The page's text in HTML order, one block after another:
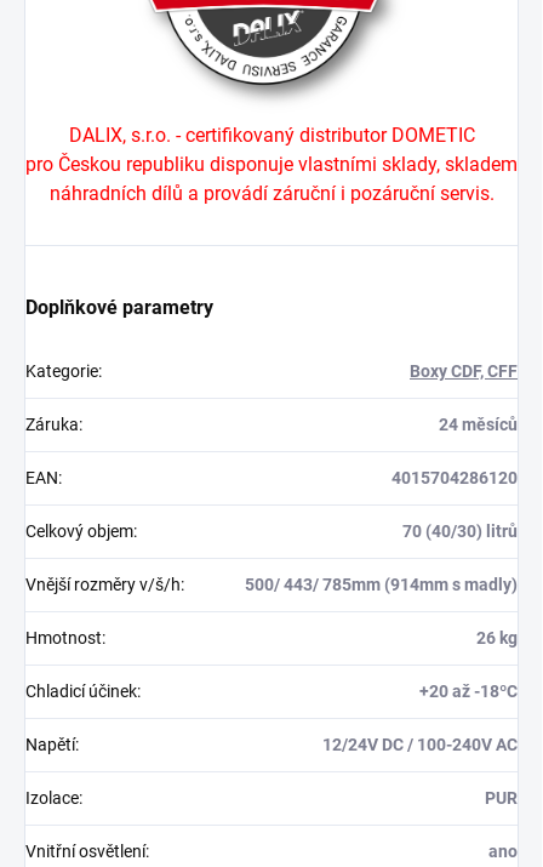
DALIX, s.r.o. - certifikovaný distributor DOMETIC
pro Českou republiku disponuje vlastními sklady, skladem
náhradních dílů a provádí záruční i pozáruční servis.
Doplňkové parametry
Kategorie: Boxy CDF, CFF
Záruka: 24 měsíců
EAN: 4015704286120
Celkový objem: 70 (40/30) litrů
Vnější rozměry v/š/h: 500/ 443/ 785mm (914mm s madly)
Hmotnost: 26 kg
Chladicí účinek: +20 až -18ºC
Napětí: 12/24V DC / 100-240V AC
Izolace: PUR
Vnitřní osvětlení: ano